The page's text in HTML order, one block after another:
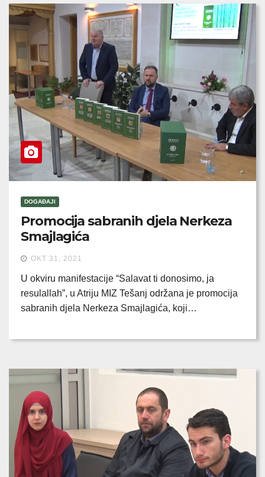
DOGAĐAJI
Promocija sabranih djela Nerkeza
Smajlagića
OKT 31, 2021
U okviru manifestacije “Salavat ti donosimo, ja
resulallah”, u Atriju MIZ Tešanj održana je promocija
sabranih djela Nerkeza Smajlagića, koji…